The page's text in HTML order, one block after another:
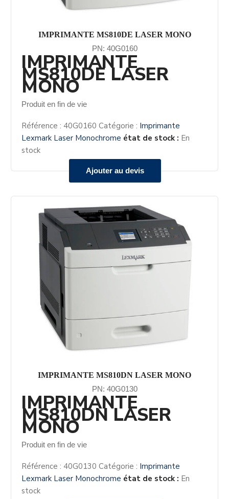
IMPRIMANTE MS810DE LASER MONO
PN: 40G0160
Ajouter au devis
IMPRIMANTE
MS810DE LASER
MONO
Produit en fin de vie
Référence :40G0160 Catégorie : Imprimante
Lexmark Laser Monochrome état de stock : En
stock
IMPRIMANTE MS810DN LASER MONO
PN: 40G0130
IMPRIMANTE
MS810DN LASER
MONO
Produit en fin de vie
Référence :40G0130 Catégorie : Imprimante
Lexmark Laser Monochrome état de stock : En
stock